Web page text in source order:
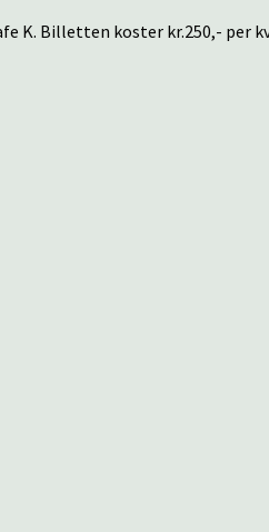
K. Billetten koster kr.250,- per